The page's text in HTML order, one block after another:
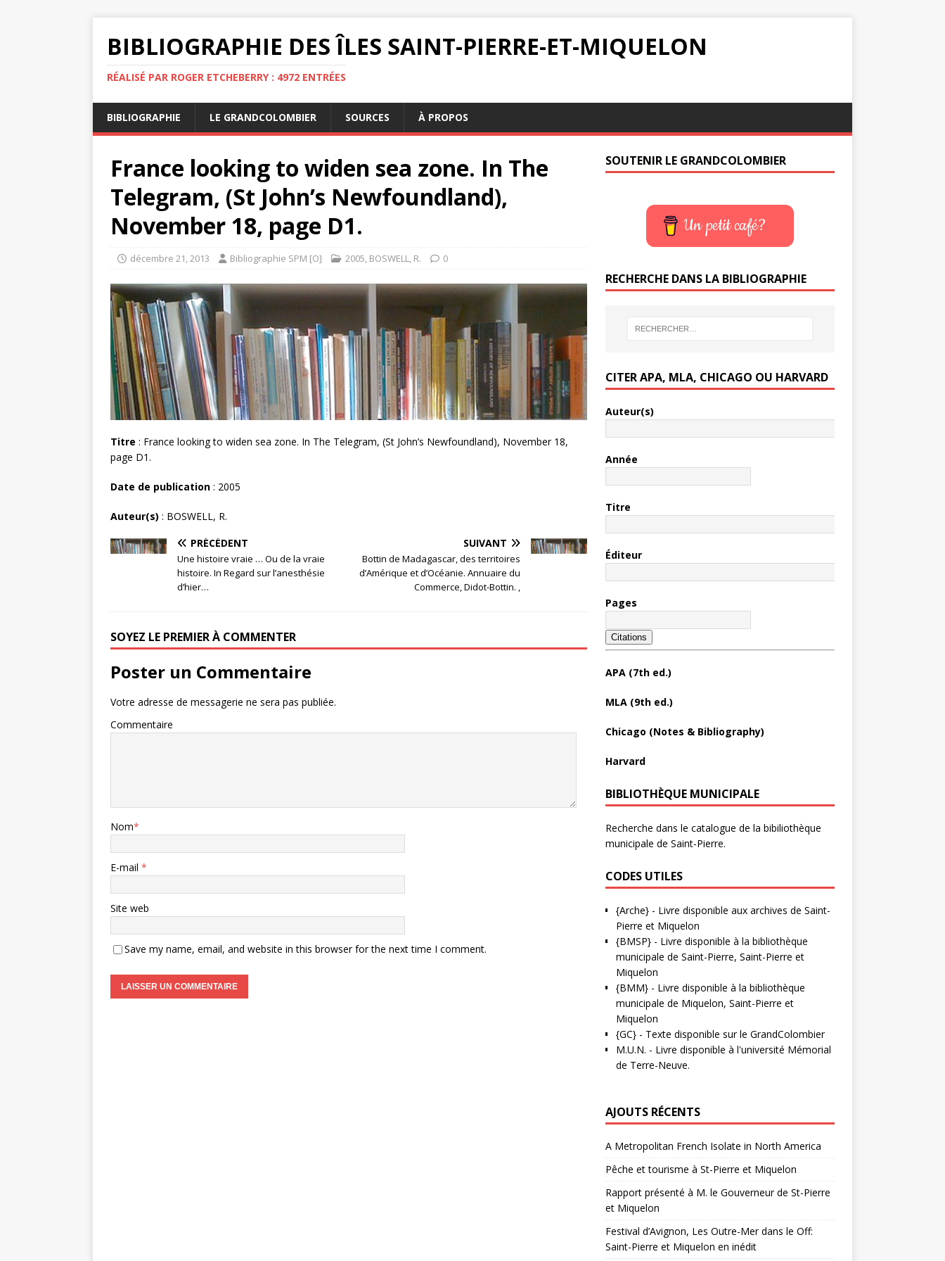
BIBLIOGRAPHIE DES ÎLES SAINT-PIERRE-ET-MIQUELON
RÉALISÉ PAR ROGER ETCHEBERRY : 4972 ENTRÉES
BIBLIOGRAPHIE LE GRANDCOLOMBIER SOURCES À PROPOS
France looking to widen sea zone. In The
Telegram, (St John’s Newfoundland),
November 18, page D1.
décembre 21, 2013 Bibliographie SPM [O] 2005, BOSWELL, R. 0
Titre : France looking to widen sea zone. In The Telegram, (St John’s Newfoundland), November 18,
page D1.
Date de publication : 2005
Auteur(s) : BOSWELL, R.
PRÉCÉDENT
Une histoire vraie … Ou de la vraie
histoire. In Regard sur l’anesthésie
d’hier…
SUIVANT
Bottin de Madagascar, des territoires
d’Amérique et d’Océanie. Annuaire du
Commerce, Didot-Bottin. ,
SOYEZ LE PREMIER À COMMENTER
Poster un Commentaire
Votre adresse de messagerie ne sera pas publiée.
Commentaire
Nom*
E-mail *
Site web
Save my name, email, and website in this browser for the next time I comment.
SOUTENIR LE GRANDCOLOMBIER
Un petit café?
RECHERCHE DANS LA BIBLIOGRAPHIE
CITER APA, MLA, CHICAGO OU HARVARD
Auteur(s)
Année
Titre
Éditeur
Pages
Citations
APA (7th ed.)
MLA (9th ed.)
Chicago (Notes & Bibliography)
Harvard
BIBLIOTHÈQUE MUNICIPALE
Recherche dans le catalogue de la bibiliothèque
municipale de Saint-Pierre.
CODES UTILES
{Arche}- Livre disponible aux archives de Saint-
Pierre et Miquelon
{BMSP}- Livre disponible à la bibliothèque
municipale de Saint-Pierre, Saint-Pierre et
Miquelon
{BMM}- Livre disponible à la bibliothèque
municipale de Miquelon, Saint-Pierre et
Miquelon
{GC}- Texte disponible sur le GrandColombier
M.U.N. - Livre disponible à l'université Mémorial
de Terre-Neuve.
AJOUTS RÉCENTS
A Metropolitan French Isolate in North America
Pêche et tourisme à St-Pierre et Miquelon
Rapport présenté à M. le Gouverneur de St-Pierre
et Miquelon
Festival d’Avignon, Les Outre-Mer dans le Off:
Saint-Pierre et Miquelon en inédit